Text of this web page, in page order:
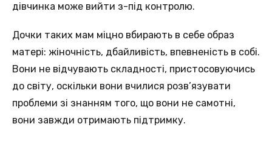
дівчинка може вийти з-під контролю.
Дочки таких мам міцно вбирають в себе образ
матері: жіночність, дбайливість, впевненість в собі.
Вони не відчувають складності, пристосовуючись
до світу, оскільки вони вчилися розв’язувати
проблеми зі знанням того, що вони не самотні,
вони завжди отримають підтримку.